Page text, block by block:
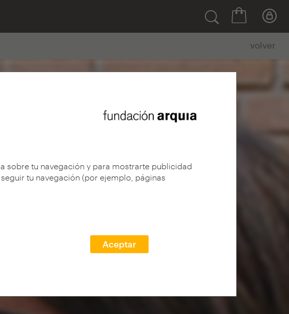
sobre tu navegación y para mostrarte publicidad
tu navegación (por ejemplo, páginas
Aceptar
volver